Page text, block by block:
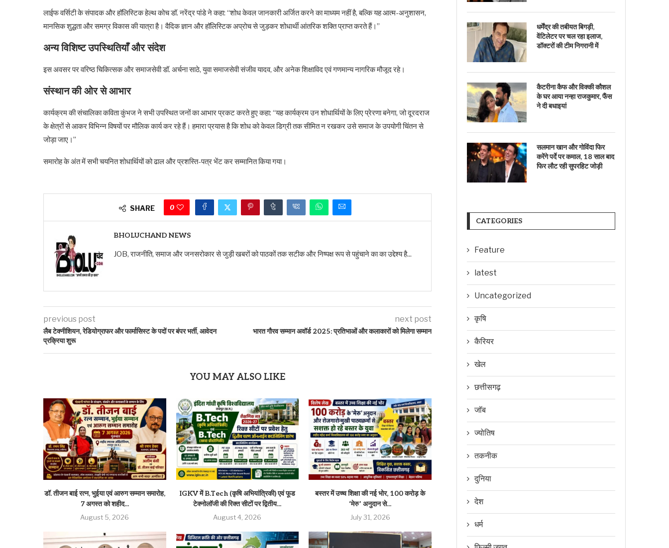
लाईफ वर्सिटी के संपादक और हॉलिस्टिक हेल्थ कोच डॉ. नरेंद्र पांडे ने कहा: “शोध केवल जानकारी अर्जित करने का माध्यम नहीं है, बल्कि यह आत्म-अनुशासन,
मानसिक शुद्धता और समग्र विकास की यात्रा है। वैदिक ज्ञान और हॉलिस्टिक अप्रोच से जुड़कर शोधार्थी आंतरिक शक्ति प्राप्त करते हैं।”
अन्य विशिष्ट उपस्थितियाँ और संदेश
इस अवसर पर वरिष्ठ चिकित्सक और समाजसेवी डॉ. अर्चना साठे, युवा समाजसेवी संजीव यादव, और अनेक शिक्षाविद एवं गणमान्य नागरिक मौजूद रहे।
संस्थान की ओर से आभार
कार्यक्रम की संचालिका कविता कुंभज ने सभी उपस्थित जनों का आभार प्रकट करते हुए कहा: “यह कार्यक्रम उन शोधार्थियों के लिए प्रेरणा बनेगा, जो दूरदराज
के क्षेत्रों से आकर विभिन्न विषयों पर मौलिक कार्य कर रहे हैं। हमारा प्रयास है कि शोध को केवल डिग्री तक सीमित न रखकर उसे समाज के उपयोगी चिंतन से
जोड़ा जाए।”
समारोह के अंत में सभी चयनित शोधार्थियों को ढाल और प्रशस्ति-पत्र भेंट कर सम्मानित किया गया।
SHARE 0
BHOLUCHAND NEWS
JOB, राजनीति, समाज और जनसरोकार से जुड़ी खबरों को पाठकों तक सटीक और निष्पक्ष रूप से पहुंचाने का का उद्देश्य है...
previous post
लैब टेक्नीशियन, रेडियोग्राफर और फार्मासिस्ट के पदों पर बंपर भर्ती, आवेदन
प्रक्रिया शुरू
next post
भारत गौरव सम्मान अवॉर्ड 2025: प्रतिभाओं और कलाकारों को मिलेगा सम्मान
YOU MAY ALSO LIKE
डॉ. तीजन बाई रत्न, भुईया एवं आरुग सम्मान समारोह,
7 अगस्त को शहीद...
August 5, 2026
IGKV में B.Tech (कृषि अभियांत्रिकी) एवं फूड
टेक्नोलॉजी की रिक्त सीटों पर द्वितीय...
August 4, 2026
बस्तर में उच्च शिक्षा की नई भोर, 100 करोड़ के
‘मेरु’ अनुदान से...
July 31, 2026
धर्मेंद्र की तबीयत बिगड़ी,
वेंटिलेटर पर चल रहा इलाज,
डॉक्टरों की टीम निगरानी में
कैटरीना कैफ और विक्की कौशल
के घर आया नन्हा राजकुमार, फैंस
ने दी बधाइयां
सलमान खान और गोविंदा फिर
करेंगे पर्दे पर कमाल, 18 साल बाद
फिर लौट रही सुपरहिट जोड़ी
CATEGORIES
Feature
latest
Uncategorized
कृषि
कैरियर
खेल
छत्तीसगढ़
जॉब
ज्योतिष
तकनीक
दुनिया
देश
धर्म